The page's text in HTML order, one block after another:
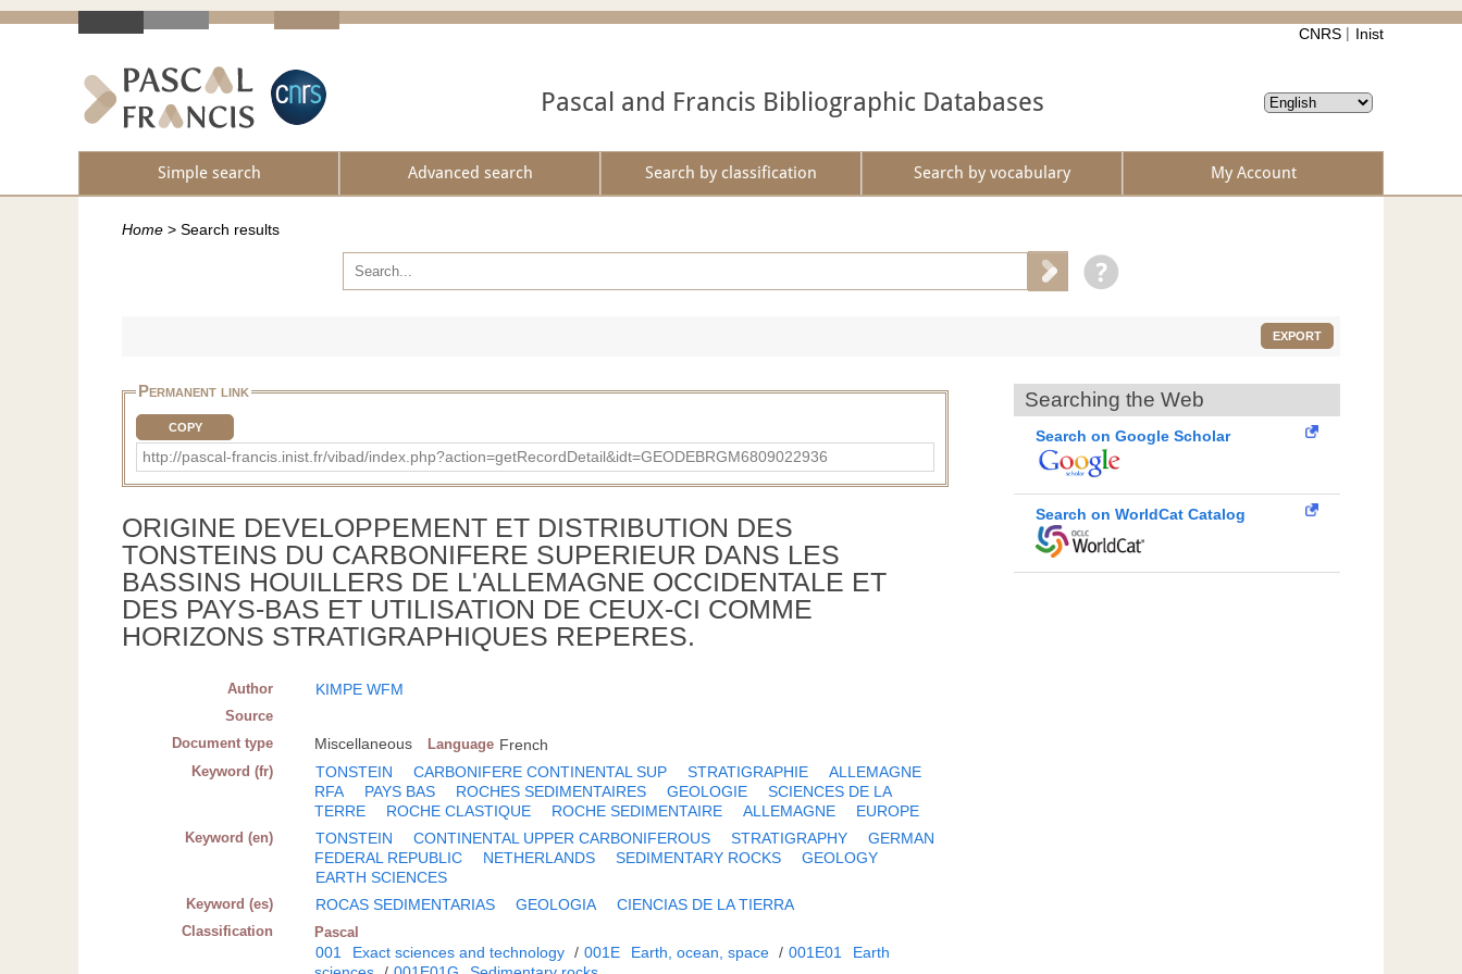
CNRS Inist
Pascal and Francis Bibliographic Databases
Simple search Advanced search Search by classification Search by vocabulary My Account
Home > Search results
EXPORT
Permanent link
COPY
http://pascal-francis.inist.fr/vibad/index.php?action=getRecordDetail&idt=GEODEBRGM6809022936
ORIGINE DEVELOPPEMENT ET DISTRIBUTION DES
TONSTEINS DU CARBONIFERE SUPERIEUR DANS LES
BASSINS HOUILLERS DE L'ALLEMAGNE OCCIDENTALE ET
DES PAYS-BAS ET UTILISATION DE CEUX-CI COMME
HORIZONS STRATIGRAPHIQUES REPERES.
Author KIMPE WFM
Source
Document type
Miscellaneous Language French
Keyword (fr) TONSTEIN CARBONIFERE CONTINENTAL SUP STRATIGRAPHIE
ALLEMAGNE
RFA
PAYS BAS ROCHES SEDIMENTAIRES GEOLOGIE
SCIENCES DE LA
TERRE
ROCHE CLASTIQUE ROCHE SEDIMENTAIRE ALLEMAGNE EUROPE
Keyword (en) TONSTEIN CONTINENTAL UPPER CARBONIFEROUS STRATIGRAPHY
GERMAN
FEDERAL REPUBLIC
NETHERLANDS SEDIMENTARY ROCKS
GEOLOGY
EARTH SCIENCES
Keyword (es) ROCAS SEDIMENTARIAS GEOLOGIA CIENCIAS DE LA TIERRA
Classification Pascal
001 Exact sciences and technology / 001E Earth, ocean, space / 001E01
Earth
Searching the Web
Search on Google Scholar
Search on WorldCat Catalog